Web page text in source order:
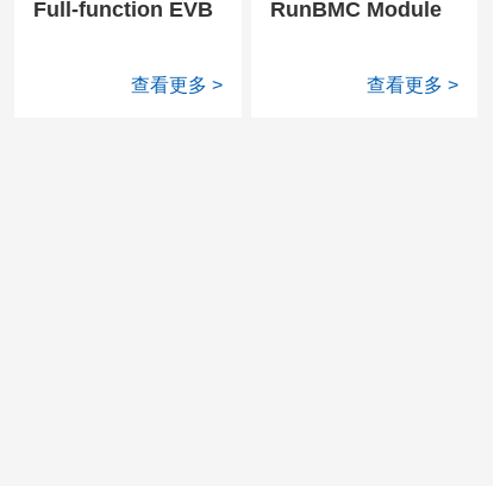
Full-function EVB
查看更多 >
RunBMC Module
查看更多 >